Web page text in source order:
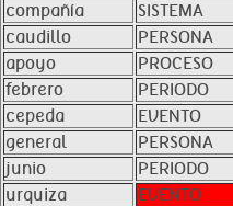
compañía
SISTEMA
caudillo
PERSONA
apoyo
PROCESO
febrero
PERIODO
cepeda
EVENTO
general
PERSONA
junio
PERIODO
urquiza
EVENTO